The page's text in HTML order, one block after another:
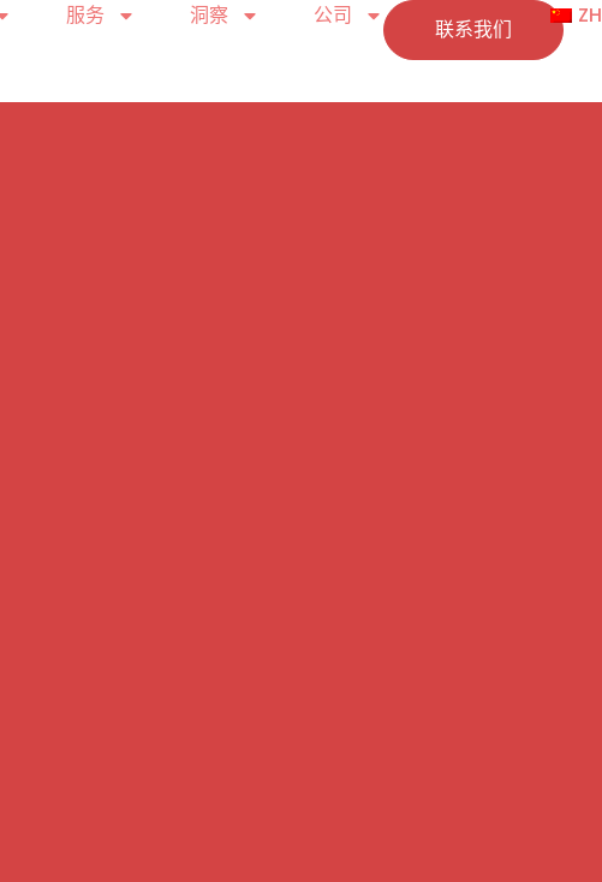
服务 洞察 公司
联系我们
ZH